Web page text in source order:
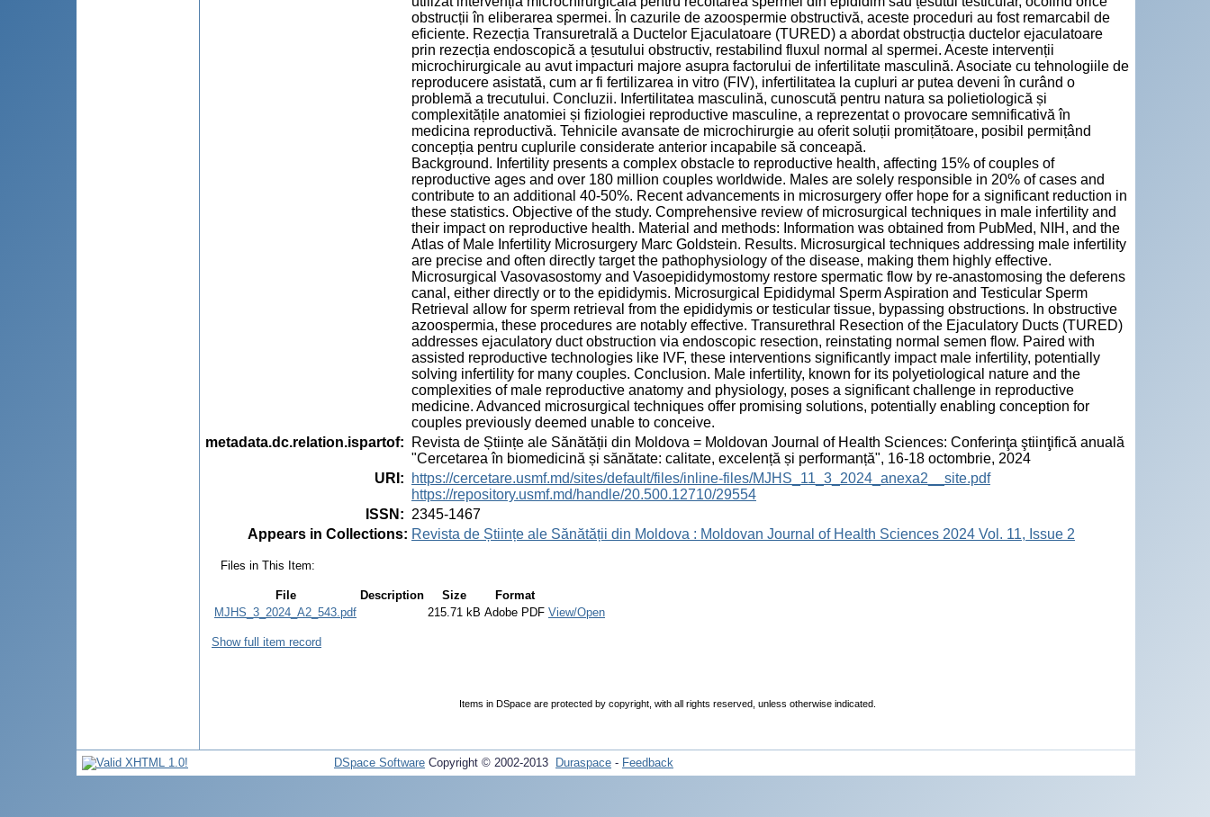
obstrucții în eliberarea spermei. În cazurile de azoospermie obstructivă, aceste proceduri au fost remarcabil de
eficiente. Rezecția Transuretrală a Ductelor Ejaculatoare (TURED) a abordat obstrucția ductelor ejaculatoare
prin rezecția endoscopică a țesutului obstructiv, restabilind fluxul normal al spermei. Aceste intervenții
microchirurgicale au avut impacturi majore asupra factorului de infertilitate masculină. Asociate cu tehnologiile de
reproducere asistată, cum ar fi fertilizarea in vitro (FIV), infertilitatea la cupluri ar putea deveni în curând o
problemă a trecutului. Concluzii. Infertilitatea masculină, cunoscută pentru natura sa polietiologică și
complexitățile anatomiei și fiziologiei reproductive masculine, a reprezentat o provocare semnificativă în
medicina reproductivă. Tehnicile avansate de microchirurgie au oferit soluții promițătoare, posibil permițând
concepția pentru cuplurile considerate anterior incapabile să conceapă.
Background. Infertility presents a complex obstacle to reproductive health, affecting 15% of couples of
reproductive ages and over 180 million couples worldwide. Males are solely responsible in 20% of cases and
contribute to an additional 40-50%. Recent advancements in microsurgery offer hope for a significant reduction in
these statistics. Objective of the study. Comprehensive review of microsurgical techniques in male infertility and
their impact on reproductive health. Material and methods: Information was obtained from PubMed, NIH, and the
Atlas of Male Infertility Microsurgery Marc Goldstein. Results. Microsurgical techniques addressing male infertility
are precise and often directly target the pathophysiology of the disease, making them highly effective.
Microsurgical Vasovasostomy and Vasoepididymostomy restore spermatic flow by re-anastomosing the deferens
canal, either directly or to the epididymis. Microsurgical Epididymal Sperm Aspiration and Testicular Sperm
Retrieval allow for sperm retrieval from the epididymis or testicular tissue, bypassing obstructions. In obstructive
azoospermia, these procedures are notably effective. Transurethral Resection of the Ejaculatory Ducts (TURED)
addresses ejaculatory duct obstruction via endoscopic resection, reinstating normal semen flow. Paired with
assisted reproductive technologies like IVF, these interventions significantly impact male infertility, potentially
solving infertility for many couples. Conclusion. Male infertility, known for its polyetiological nature and the
complexities of male reproductive anatomy and physiology, poses a significant challenge in reproductive
medicine. Advanced microsurgical techniques offer promising solutions, potentially enabling conception for
couples previously deemed unable to conceive.
metadata.dc.relation.ispartof:
Revista de Științe ale Sănătății din Moldova = Moldovan Journal of Health Sciences: Conferinţa ştiinţifică anuală
"Cercetarea în biomedicină și sănătate: calitate, excelență și performanță", 16-18 octombrie, 2024
URI :
https://cercetare.usmf.md/sites/default/files/inline-files/MJHS_11_3_2024_anexa2__site.pdf
https://repository.usmf.md/handle/20.500.12710/29554
ISSN : 2345-1467
Appears in Collections: Revista de Științe ale Sănătății din Moldova : Moldovan Journal of Health Sciences 2024 Vol. 11, Issue 2
Files in This Item:
File Description Size
Format
MJHS_3_2024_A2_543.pdf
215.71 kB Adobe PDF View/Open
Show full item record
Items in DSpace are protected by copyright, with all rights reserved, unless otherwise indicated.
DSpace Software Copyright © 2002-2013 Duraspace - Feedback